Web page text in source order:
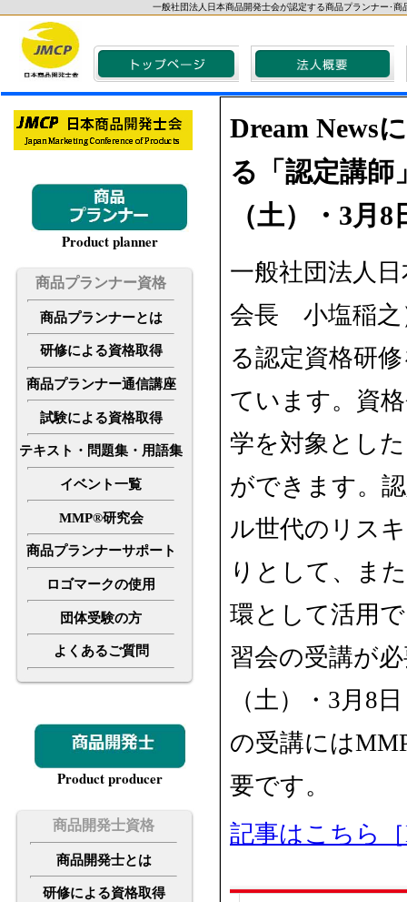
一般社団法人日本商品開発士会が認定する商品プランナー･
Product planner
商品プランナー資格
商品プランナーとは
研修による資格取得
商品プランナー通信講座
試験による資格取得
テキスト・問題集・用語集
イベント一覧
MMP®研究会
商品プランナーサポート
ロゴマークの使用
団体受験の方
よくあるご質問
Product producer
商品開発士資格
商品開発士とは
研修による資格取得
Dream News
る「認定講師
（土）・3月
一般社団法人
会長 小塩稲之
る認定資格研
ています。資
学を対象とし
ができます。
ル世代のリス
りとして、ま
環として活用
習会の受講が
（土）・3月8
の受講には
要です。
記事はこちら